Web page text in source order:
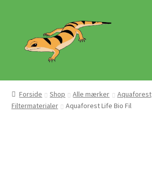
navigation
indhold
Hjem
Butik
Forside Shop Alle mærker Aquaforest
Filtermaterialer
Aquaforest Life Bio Fil